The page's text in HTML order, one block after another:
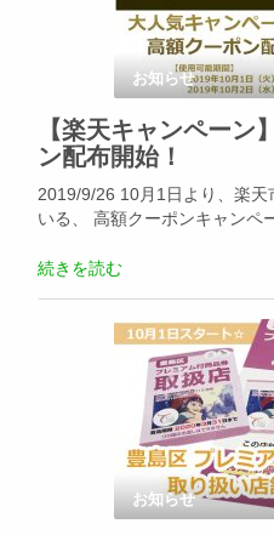
お知らせ
【楽天キャンペー
ン配布開始！
2019/9/26 10月1日より、楽
いる、 高額クーポンキャンペ
続きを読む
お知らせ